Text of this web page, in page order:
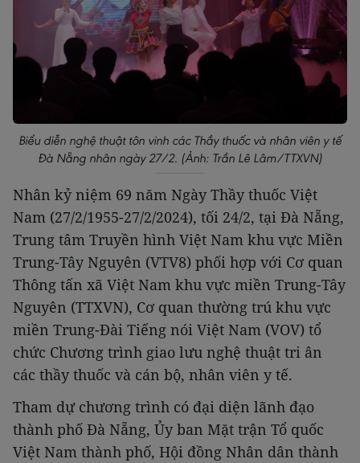
Biểu diễn nghệ thuật tôn vinh các Thầy thuốc và nhân viên y tế
Đà Nẵng nhân ngày 27/2. (Ảnh: Trần Lê Lâm/TTXVN)
Nhân kỷ niệm 69 năm Ngày Thầy thuốc Việt
Nam (27/2/1955-27/2/2024), tối 24/2, tại Đà Nẵng,
Trung tâm Truyền hình Việt Nam khu vực Miền
Trung-Tây Nguyên (VTV8) phối hợp với Cơ quan
Thông tấn xã Việt Nam khu vực miền Trung-Tây
Nguyên (TTXVN), Cơ quan thường trú khu vực
miền Trung-Đài Tiếng nói Việt Nam (VOV) tổ
chức Chương trình giao lưu nghệ thuật tri ân
các thầy thuốc và cán bộ, nhân viên y tế.
Tham dự chương trình có đại diện lãnh đạo
thành phố Đà Nẵng, Ủy ban Mặt trận Tổ quốc
Việt Nam thành phố, Hội đồng Nhân dân thành